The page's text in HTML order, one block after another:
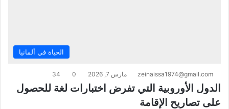
الحياة في ألمانيا
zeinaissa1974@gmail.com مارس 7, 2026 0
34
الدول الأوروبية التي تفرض اختبارات لغة للحصول
على تصاريح الإقامة